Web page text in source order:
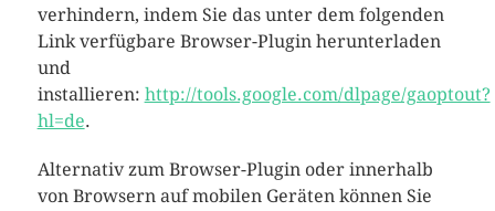
verhindern, indem Sie das unter dem folgenden
Link verfügbare Browser-Plugin herunterladen
und
installieren: http://tools.google.com/dlpage/gaoptout?
hl=de.
Alternativ zum Browser-Plugin oder innerhalb
von Browsern auf mobilen Geräten können Sie